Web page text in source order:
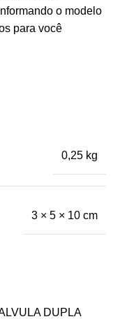
o modelo
para você
0,25 kg
3 × 5 × 10 cm
DUPLA